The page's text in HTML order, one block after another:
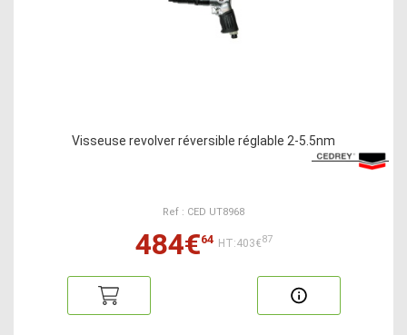
Visseuse revolver réversible réglable 2-5.5nm
Ref : CED UT8968
484€64 HT:403€87